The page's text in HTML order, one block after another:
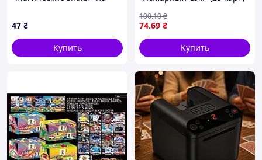
9*9*1см, ТМ Стратег,
Украина
47 ₴
Купить
74.69 ₴
100.10₴
Купить